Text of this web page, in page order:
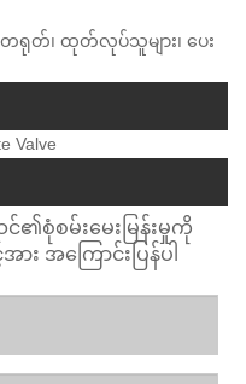
၊ တရုတ်၊ ထုတ်လုပ်သူများ၊ ပေး
Valve
၏စုံစမ်းမေးမြန်းမှုကို
း အကြောင်းပြန်ပါ